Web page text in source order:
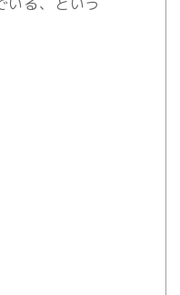
いる、という